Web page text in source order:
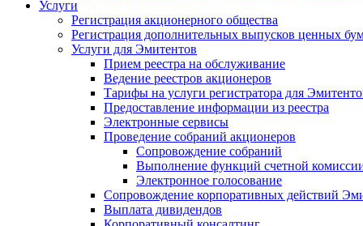
Услуги
Регистрация акционерного общества
Регистрация дополнительных выпусков ценных
Услуги для Эмитентов
Прием реестра на обслуживание
Ведение реестров акционеров
Тарифы на услуги регистратора для
Предоставление информации из реестра
Электронные сервисы
Проведение собраний акционеров
Сопровождение собраний
Выполнение функций счетной
Электронное голосование
Сопровождение корпоративных действий
Выплата дивидендов